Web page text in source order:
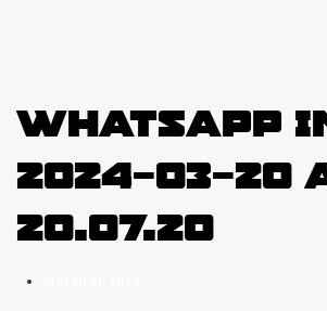
WhatsApp
2024-03-20
20.07.20